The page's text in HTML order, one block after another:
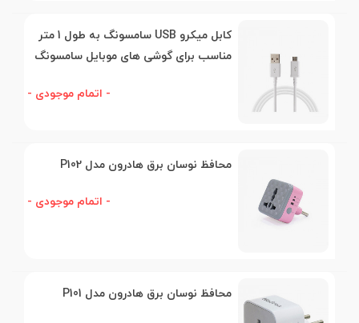
کابل میکرو USB سامسونگ به طول 1 متر
مناسب برای گوشی های موبایل سامسونگ
- اتمام موجودی -
محافظ نوسان برق هادرون مدل P102
- اتمام موجودی -
محافظ نوسان برق هادرون مدل P101